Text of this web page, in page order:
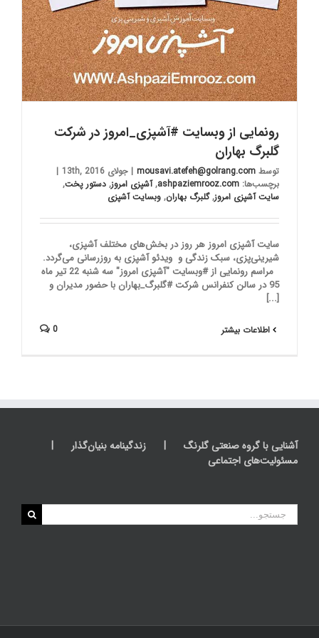
رونمایی از وبسایت #آشپزی_امروز در شرکت
گلبرگ بهاران
توسط mousavi.atefeh@golrang.com
| جولای 13th, 2016
|
برچسب‌ها: ashpaziemrooz.com
,آشپزی امروز, دستور پخت‌,
سایت آشپزی امروز,گلبرگ بهاران, وبسایت آشپزی
سایت آشپزی امروز هر روز در بخش‌های مختلف آشپزی،
شیرینی‌پزی، سبک زندگی و ویدئو آشپزی به روزرسانی می‌گردد.
مراسم رونمایی از #وبسایت "آشپزی امروز" سه شنبه 22 تیر ماه
95 در سالن کنفرانس شرکت #گلبرگ_بهاران با حضور مدیران و
[...]
اطلاعات بیشتر 0
آشنایی با گروه صنعتی گلرنگ
زندگینامه بنیان‌گذار
مسئولیت‌های اجتماعی
جستجو
برای: